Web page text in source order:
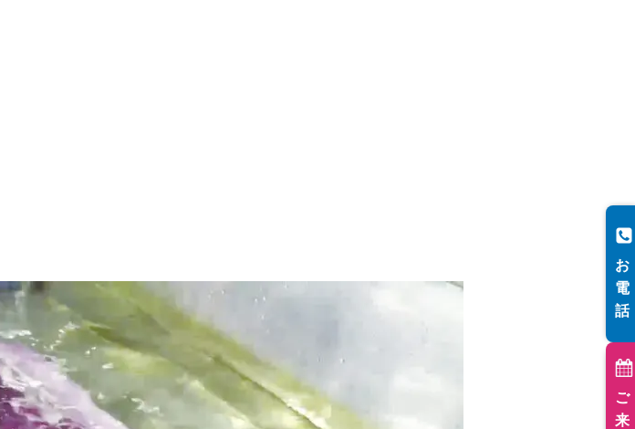
お
電
話
ご
来